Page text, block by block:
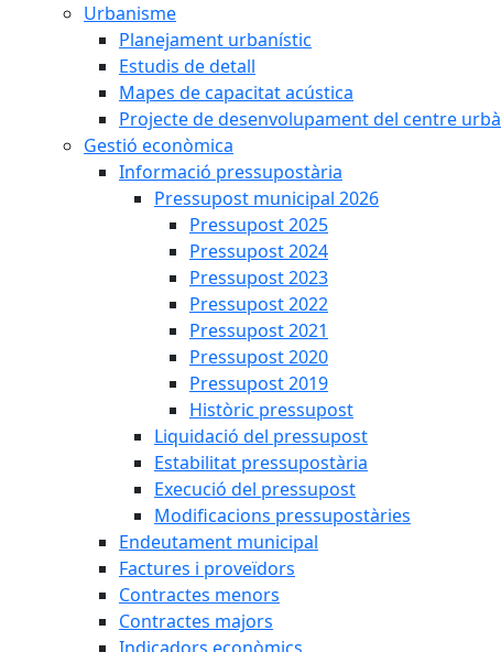
Urbanisme
Planejament urbanístic
Estudis de detall
Mapes de capacitat acústica
Projecte de desenvolupament del centre urbà
Gestió econòmica
Informació pressupostària
Pressupost municipal 2026
Pressupost 2025
Pressupost 2024
Pressupost 2023
Pressupost 2022
Pressupost 2021
Pressupost 2020
Pressupost 2019
Històric pressupost
Liquidació del pressupost
Estabilitat pressupostària
Execució del pressupost
Modificacions pressupostàries
Endeutament municipal
Factures i proveïdors
Contractes menors
Contractes majors